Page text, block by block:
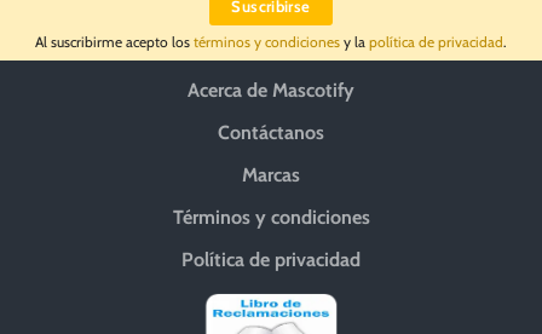
Al suscribirme acepto los términos y condiciones y la política de privacidad.
Acerca de Mascotify
Contáctanos
Marcas
Términos y condiciones
Política de privacidad